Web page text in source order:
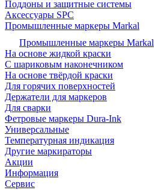
Поддоны и защитные системы
Аксессуары SPC
Промышленные маркеры Markal
Промышленные маркеры Markal
На основе жидкой краски
С шариковым наконечником
На основе твёрдой краски
Для горячих поверхностей
Держатели для маркеров
Для сварки
Фетровые маркеры Dura-Ink
Универсальные
Температурная индикация
Другие маркираторы
Акции
Информация
Сервис